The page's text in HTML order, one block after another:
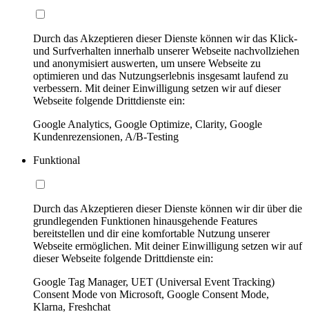
Durch das Akzeptieren dieser Dienste können wir das Klick-
und Surfverhalten innerhalb unserer Webseite nachvollziehen
und anonymisiert auswerten, um unsere Webseite zu
optimieren und das Nutzungserlebnis insgesamt laufend zu
verbessern. Mit deiner Einwilligung setzen wir auf dieser
Webseite folgende Drittdienste ein:
Google Analytics, Google Optimize, Clarity, Google
Kundenrezensionen, A/B-Testing
Funktional
Durch das Akzeptieren dieser Dienste können wir dir über die
grundlegenden Funktionen hinausgehende Features
bereitstellen und dir eine komfortable Nutzung unserer
Webseite ermöglichen. Mit deiner Einwilligung setzen wir auf
dieser Webseite folgende Drittdienste ein:
Google Tag Manager, UET (Universal Event Tracking)
Consent Mode von Microsoft, Google Consent Mode,
Klarna, Freshchat